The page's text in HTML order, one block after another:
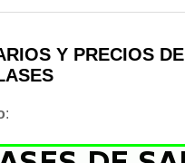
Y PRECIOS DE
: